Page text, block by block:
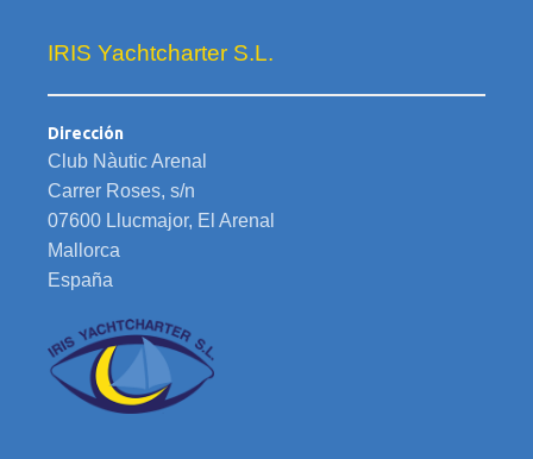
IRIS Yachtcharter S.L.
Dirección
Club Nàutic Arenal
Carrer Roses, s/n
07600 Llucmajor, El Arenal
Mallorca
España